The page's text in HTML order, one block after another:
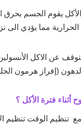
يقوم الجسم بحرق
مما يؤدي الى
عن الاكل
(إفراز هرمون
أثناء فترة الأكل ؟
تنظيم الوقت تنظيم